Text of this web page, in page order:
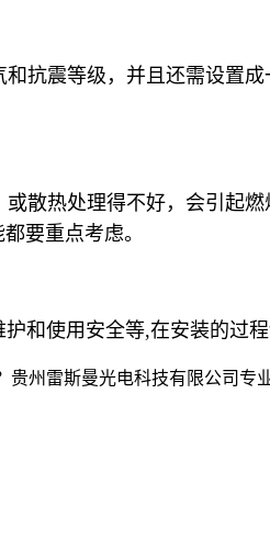
抗震等级，并且还需设置
散热处理得不好，会引起燃
要重点考虑。
使用安全等,在安装的过程
州雷斯曼光电科技有限公司专